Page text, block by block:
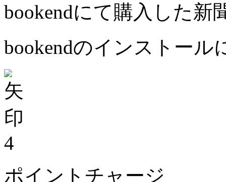
bookendにて購入した新
bookendのインストール
4
ポイントチャージ